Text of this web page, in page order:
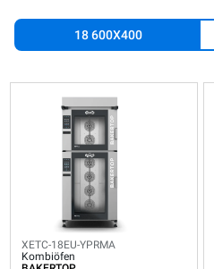
18 600X400
Kombiöfen
BAKERTOP
600x400
Bleche
Elektrisch
XETC-18EU-YPRMA
Kombiöfen